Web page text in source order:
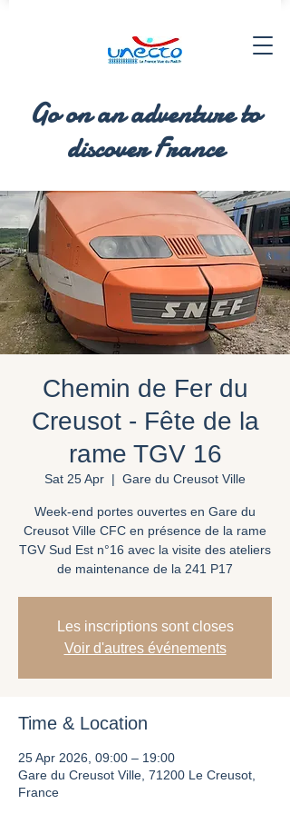
Go on an adventure to
discover France
Chemin de Fer du
Creusot - Fête de la
rame TGV 16
Sat 25 Apr
  |
Gare du Creusot Ville
Week-end portes ouvertes en Gare du
Creusot Ville CFC en présence de la rame
TGV Sud Est n°16 avec la visite des ateliers
de maintenance de la 241 P17
Les inscriptions sont closes
Voir d'autres événements
Time & Location
25 Apr 2026, 09:00 – 19:00
Gare du Creusot Ville, 71200 Le Creusot,
France